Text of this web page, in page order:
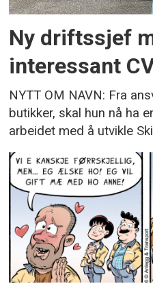
Ny driftssjef
interessant
NYTT OM NAVN: Fra
butikker, skal hun nå ha
arbeidet med å utvikle